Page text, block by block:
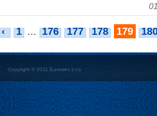
1 ... 176 177 178 179
Copyright © 2011 Eurowex s.r.o.